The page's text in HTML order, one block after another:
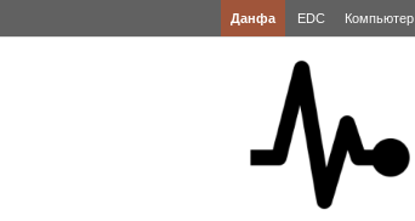
Данфа EDC Компьютер